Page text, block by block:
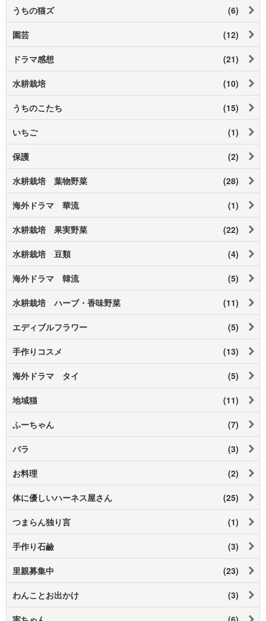
うちの猫ズ (6)
園芸 (12)
ドラマ感想 (21)
水耕栽培 (10)
うちのこたち (15)
いちご (1)
保護 (2)
水耕栽培 葉物野菜 (28)
海外ドラマ 華流 (1)
水耕栽培 果実野菜 (22)
水耕栽培 豆類 (4)
海外ドラマ 韓流 (5)
水耕栽培 ハーブ・香味野菜 (11)
エディブルフラワー (5)
手作りコスメ (13)
海外ドラマ タイ (5)
地域猫 (11)
ふーちゃん (7)
バラ (3)
お料理 (2)
体に優しいハーネス屋さん (25)
つまらん独り言 (1)
手作り石鹼 (3)
里親募集中 (23)
わんことお出かけ (3)